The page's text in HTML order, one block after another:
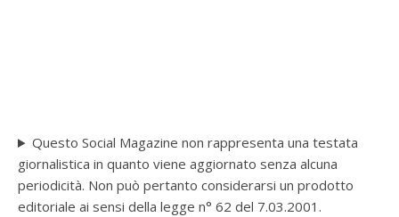
Questo Social Magazine non rappresenta una testata
giornalistica in quanto viene aggiornato senza alcuna
periodicità. Non può pertanto considerarsi un prodotto
editoriale ai sensi della legge n° 62 del 7.03.2001.